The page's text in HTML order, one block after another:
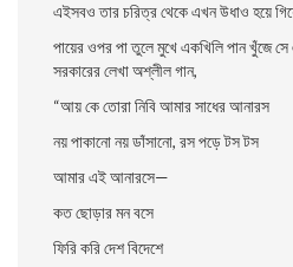
এইসবও তার চরিত্র থেকে এখন উধাও হয়ে
পায়ের ওপর পা তুলে মুখে একখিলি পান খুঁজে
সরকারের লেখা অশ্লীল গান,
“আয় কে তােরা নিবি আমার সাধের আনারস
নয় পাকানাে নয় ডাঁসানাে, রস পড়ে টস টস
আমার এই আনারসে—
কত ছােড়ার মন বসে
ফিরি করি দেশ বিদেশে